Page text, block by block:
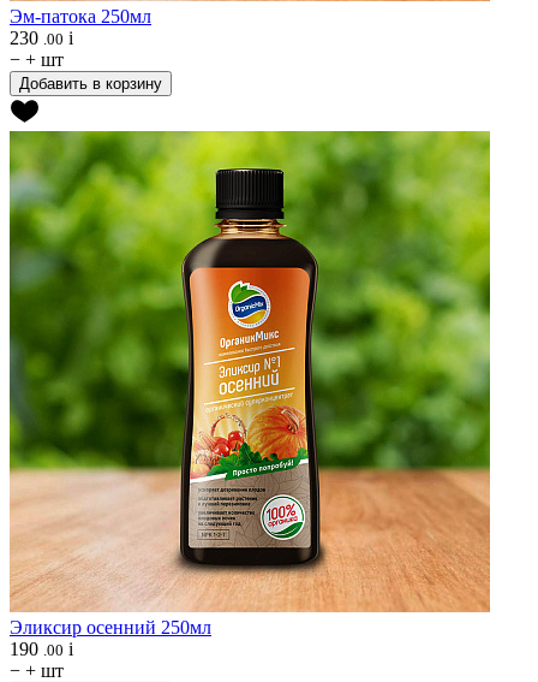
Эм-патока 250мл
230 .00 i
− + шт
Добавить в корзину
Эликсир осенний 250мл
190 .00 i
− + шт